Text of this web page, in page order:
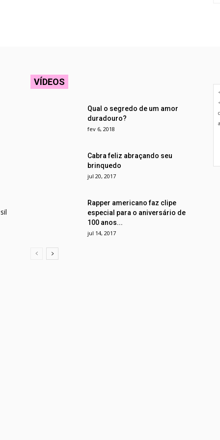
VÍDEOS
Qual o segredo de um amor
duradouro?
fev 6, 2018
Cabra feliz abraçando seu
brinquedo
jul 20, 2017
Rapper americano faz clipe
especial para o aniversário de
100 anos...
jul 14, 2017